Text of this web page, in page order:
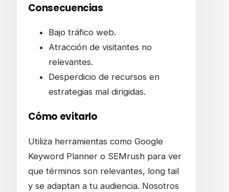
Consecuencias
Bajo tráfico web.
Atracción de visitantes no
relevantes.
Desperdicio de recursos en
estrategias mal dirigidas.
Cómo evitarlo
Utiliza herramientas como Google
Keyword Planner o SEMrush para ver
que términos son relevantes, long tail
y se adaptan a tu audiencia. Nosotros